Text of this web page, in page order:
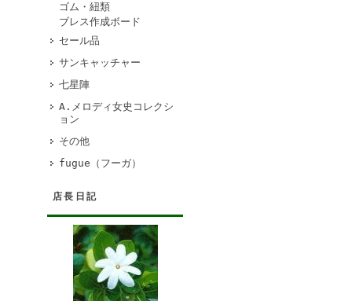
ゴム・紐類
ブレス作成ボード
セール品
サンキャッチャー
七星陣
A.メロディ女史コレクシ
ョン
その他
fugue（フーガ）
店長日記